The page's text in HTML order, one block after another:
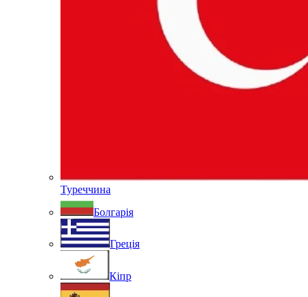
Туреччина
Болгарія
Греція
Кіпр